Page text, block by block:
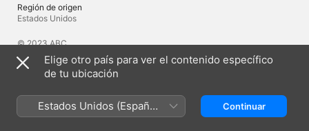
Región de origen
Estados Unidos
© 2023 ABC
Audio original
Inglés, Inglés (Reino Unido)
Elige otro país para ver el contenido específico
de tu ubicación
Estados Unidos (Español
México)
Continuar